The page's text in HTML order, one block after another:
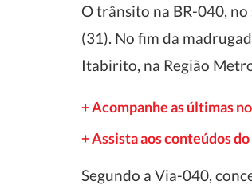
O trânsito na BR-040,
(31). No fim da
Itabirito, na Região
+ Acompanhe as últimas
+ Assista aos conteúdos
Segundo a Via-040,